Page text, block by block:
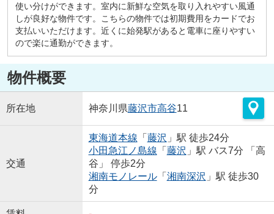
使い分けができます。室内に新鮮な空気を取り入れやすい風通
しが良好な物件です。こちらの物件では初期費用をカードでお
支払いいただけます。近くに始発駅があると電車に座りやすい
ので楽に通勤ができます。
物件概要
所在地 神奈川県藤沢市高谷11
交通
東海道本線 「 藤沢 」駅 徒歩24分
小田急江ノ島線 「 藤沢 」駅 バス7分 「高
谷」 停歩2分
湘南モノレール「 湘南深沢 」駅 徒歩30
分